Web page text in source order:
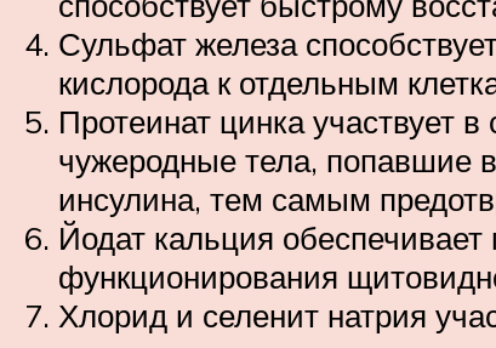
Сульфат железа
кислорода к отдельным
Протеинат цинка участвует
чужеродные тела, попавшие
инсулина, тем самым
Йодат кальция
функционирования
Хлорид и селенит натрия